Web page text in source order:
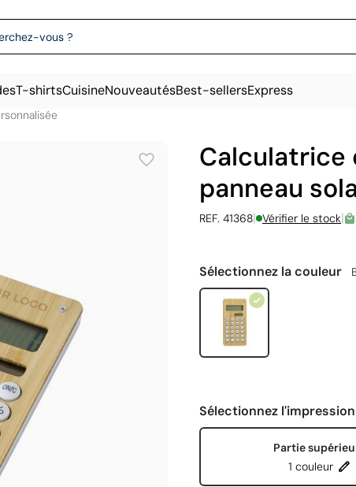
T-shirtsCuisineNouveautésBest-sellersExpress
Calculatrice
panneau
REF. 41368| Vérifier le stock|
Sélectionnez la couleur
Sélectionnez l'impression
Partie
1 couleur